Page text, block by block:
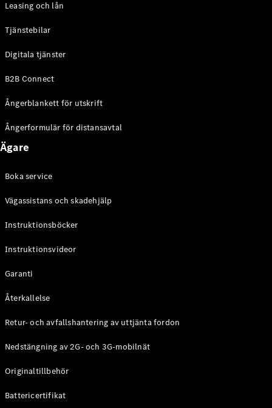
Coupé
CLE Coupé
AMG GT
Dörrars
Mercedes-
AMG GT
Coupé
Benz Online
Store
Cabriolet / Roadster
Leasing och lån
Tjänstebilar
Digitala tjänster
B2B Connect
Ångerblankett för utskrift
Ångerformulär för distansavtal
Ägare
Boka service
Vägassistans och skadehjälp
Instruktionsböcker
Instruktionsvideor
Garanti
Återkallelse
Retur- och avfallshantering av uttjänta fordon
Nedstängning av 2G- och 3G-mobilnät
Originaltillbehör
Battericertifikat